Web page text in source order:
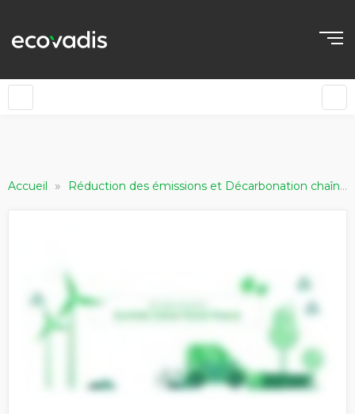
Accueil » Réduction des émissions et Décarbonation chaîne d'approvisionnement - Scope 1 ,2 et 3